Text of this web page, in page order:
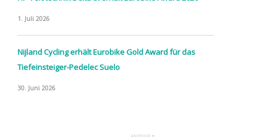
1. Juli 2026
Nijland Cycling erhält Eurobike Gold Award für das
Tiefeinsteiger-Pedelec Suelo
30. Juni 2026